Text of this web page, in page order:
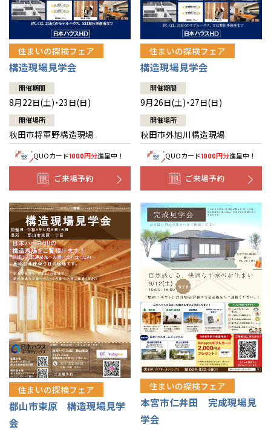
住まいの探検フェア
構造現場見学会
開催期間
8月22日(土)・23日(日)
開催場所
秋田市将軍野構造現場
QUOカード1000円分進呈中！
ご来場予約
住まいの探検フェア
構造現場見学会
開催期間
9月26日(土)・27日(日)
開催場所
秋田市外旭川構造現場
QUOカード1000円分進呈中！
ご来場予約
住まいの探検フェア
郡山市東原 構造現場見学
会
住まいの探検フェア
本宮市仁井田 完成現場見
学会
山口
徳島
高知
鹿児島
長崎
沖縄